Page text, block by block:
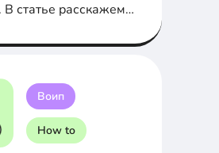
В статье расскажем
Воип
How to